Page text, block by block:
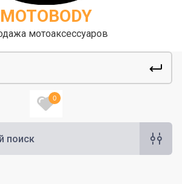
MOTOBODY
мотоаксессуаров
0
поиск